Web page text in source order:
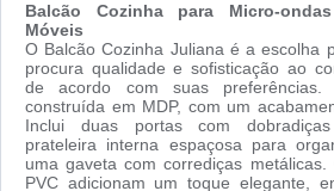
Balcão Cozinha para Micro-
Móveis
O Balcão Cozinha Juliana é a escolha
procura qualidade e sofisticação ao
de acordo com suas
construída em MDP, com um
Inclui duas portas com
prateleira interna espaçosa para
uma gaveta com corrediças
PVC adicionam um toque elegante,